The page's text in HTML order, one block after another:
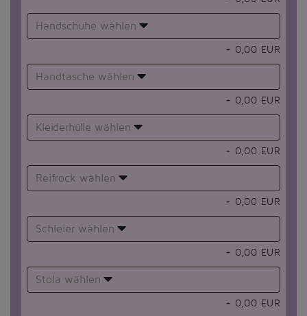
Handschuhe wählen
+ 0,00 EUR
Handtasche wählen
+ 0,00 EUR
Kleiderhülle wählen
+ 0,00 EUR
Reifrock wählen
+ 0,00 EUR
Schleier wählen
+ 0,00 EUR
Stola wählen
+ 0,00 EUR